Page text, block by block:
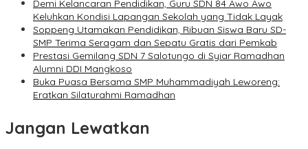
Demi Kelancaran Pendidikan, Guru SDN 84 Awo Awo
Keluhkan Kondisi Lapangan Sekolah yang Tidak Layak
Soppeng Utamakan Pendidikan, Ribuan Siswa Baru SD-
SMP Terima Seragam dan Sepatu Gratis dari Pemkab
Prestasi Gemilang SDN 7 Salotungo di Syiar Ramadhan
Alumni DDI Mangkoso
Buka Puasa Bersama SMP Muhammadiyah Leworeng:
Eratkan Silaturahmi Ramadhan
Jangan Lewatkan